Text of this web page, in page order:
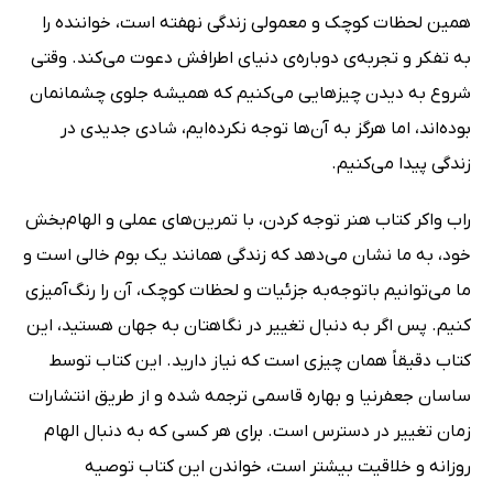
همین لحظات کوچک و معمولی زندگی نهفته است، خواننده را
به تفکر و تجربه‌ی دوباره‌ی دنیای اطرافش دعوت می‌کند. وقتی
شروع به دیدن چیزهایی می‌کنیم که همیشه جلوی چشمانمان
بوده‌اند، اما هرگز به آن‌ها توجه نکرده‌ایم، شادی جدیدی در
زندگی پیدا می‌کنیم.
راب واکر کتاب هنر توجه کردن، با تمرین‌های عملی و الهام‌بخش
خود، به ما نشان می‌دهد که زندگی همانند یک بوم خالی است و
ما می‌توانیم باتوجه‌به جزئیات و لحظات کوچک، آن را رنگ‌آمیزی
کنیم. پس اگر به دنبال تغییر در نگاهتان به جهان هستید، این
کتاب دقیقاً همان چیزی است که نیاز دارید. این کتاب توسط
ساسان جعفرنیا و بهاره قاسمی ترجمه شده و از طریق انتشارات
زمان تغییر در دسترس است. برای هر کسی که به دنبال الهام
روزانه و خلاقیت بیشتر است، خواندن این کتاب توصیه